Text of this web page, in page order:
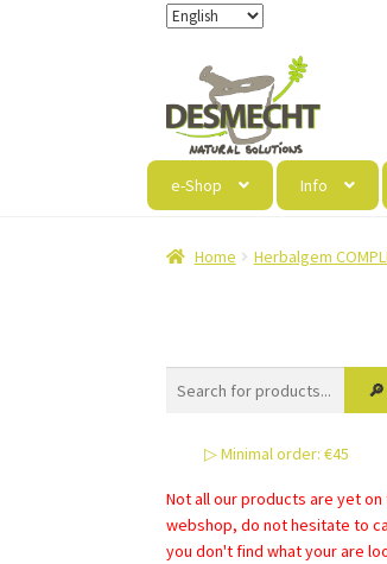
navigation
content
e-Shop Info
Home Herbalgem
▷ Minimal order: €45
Not all our products are yet on
webshop, do not hesitate to
you don't find what your are